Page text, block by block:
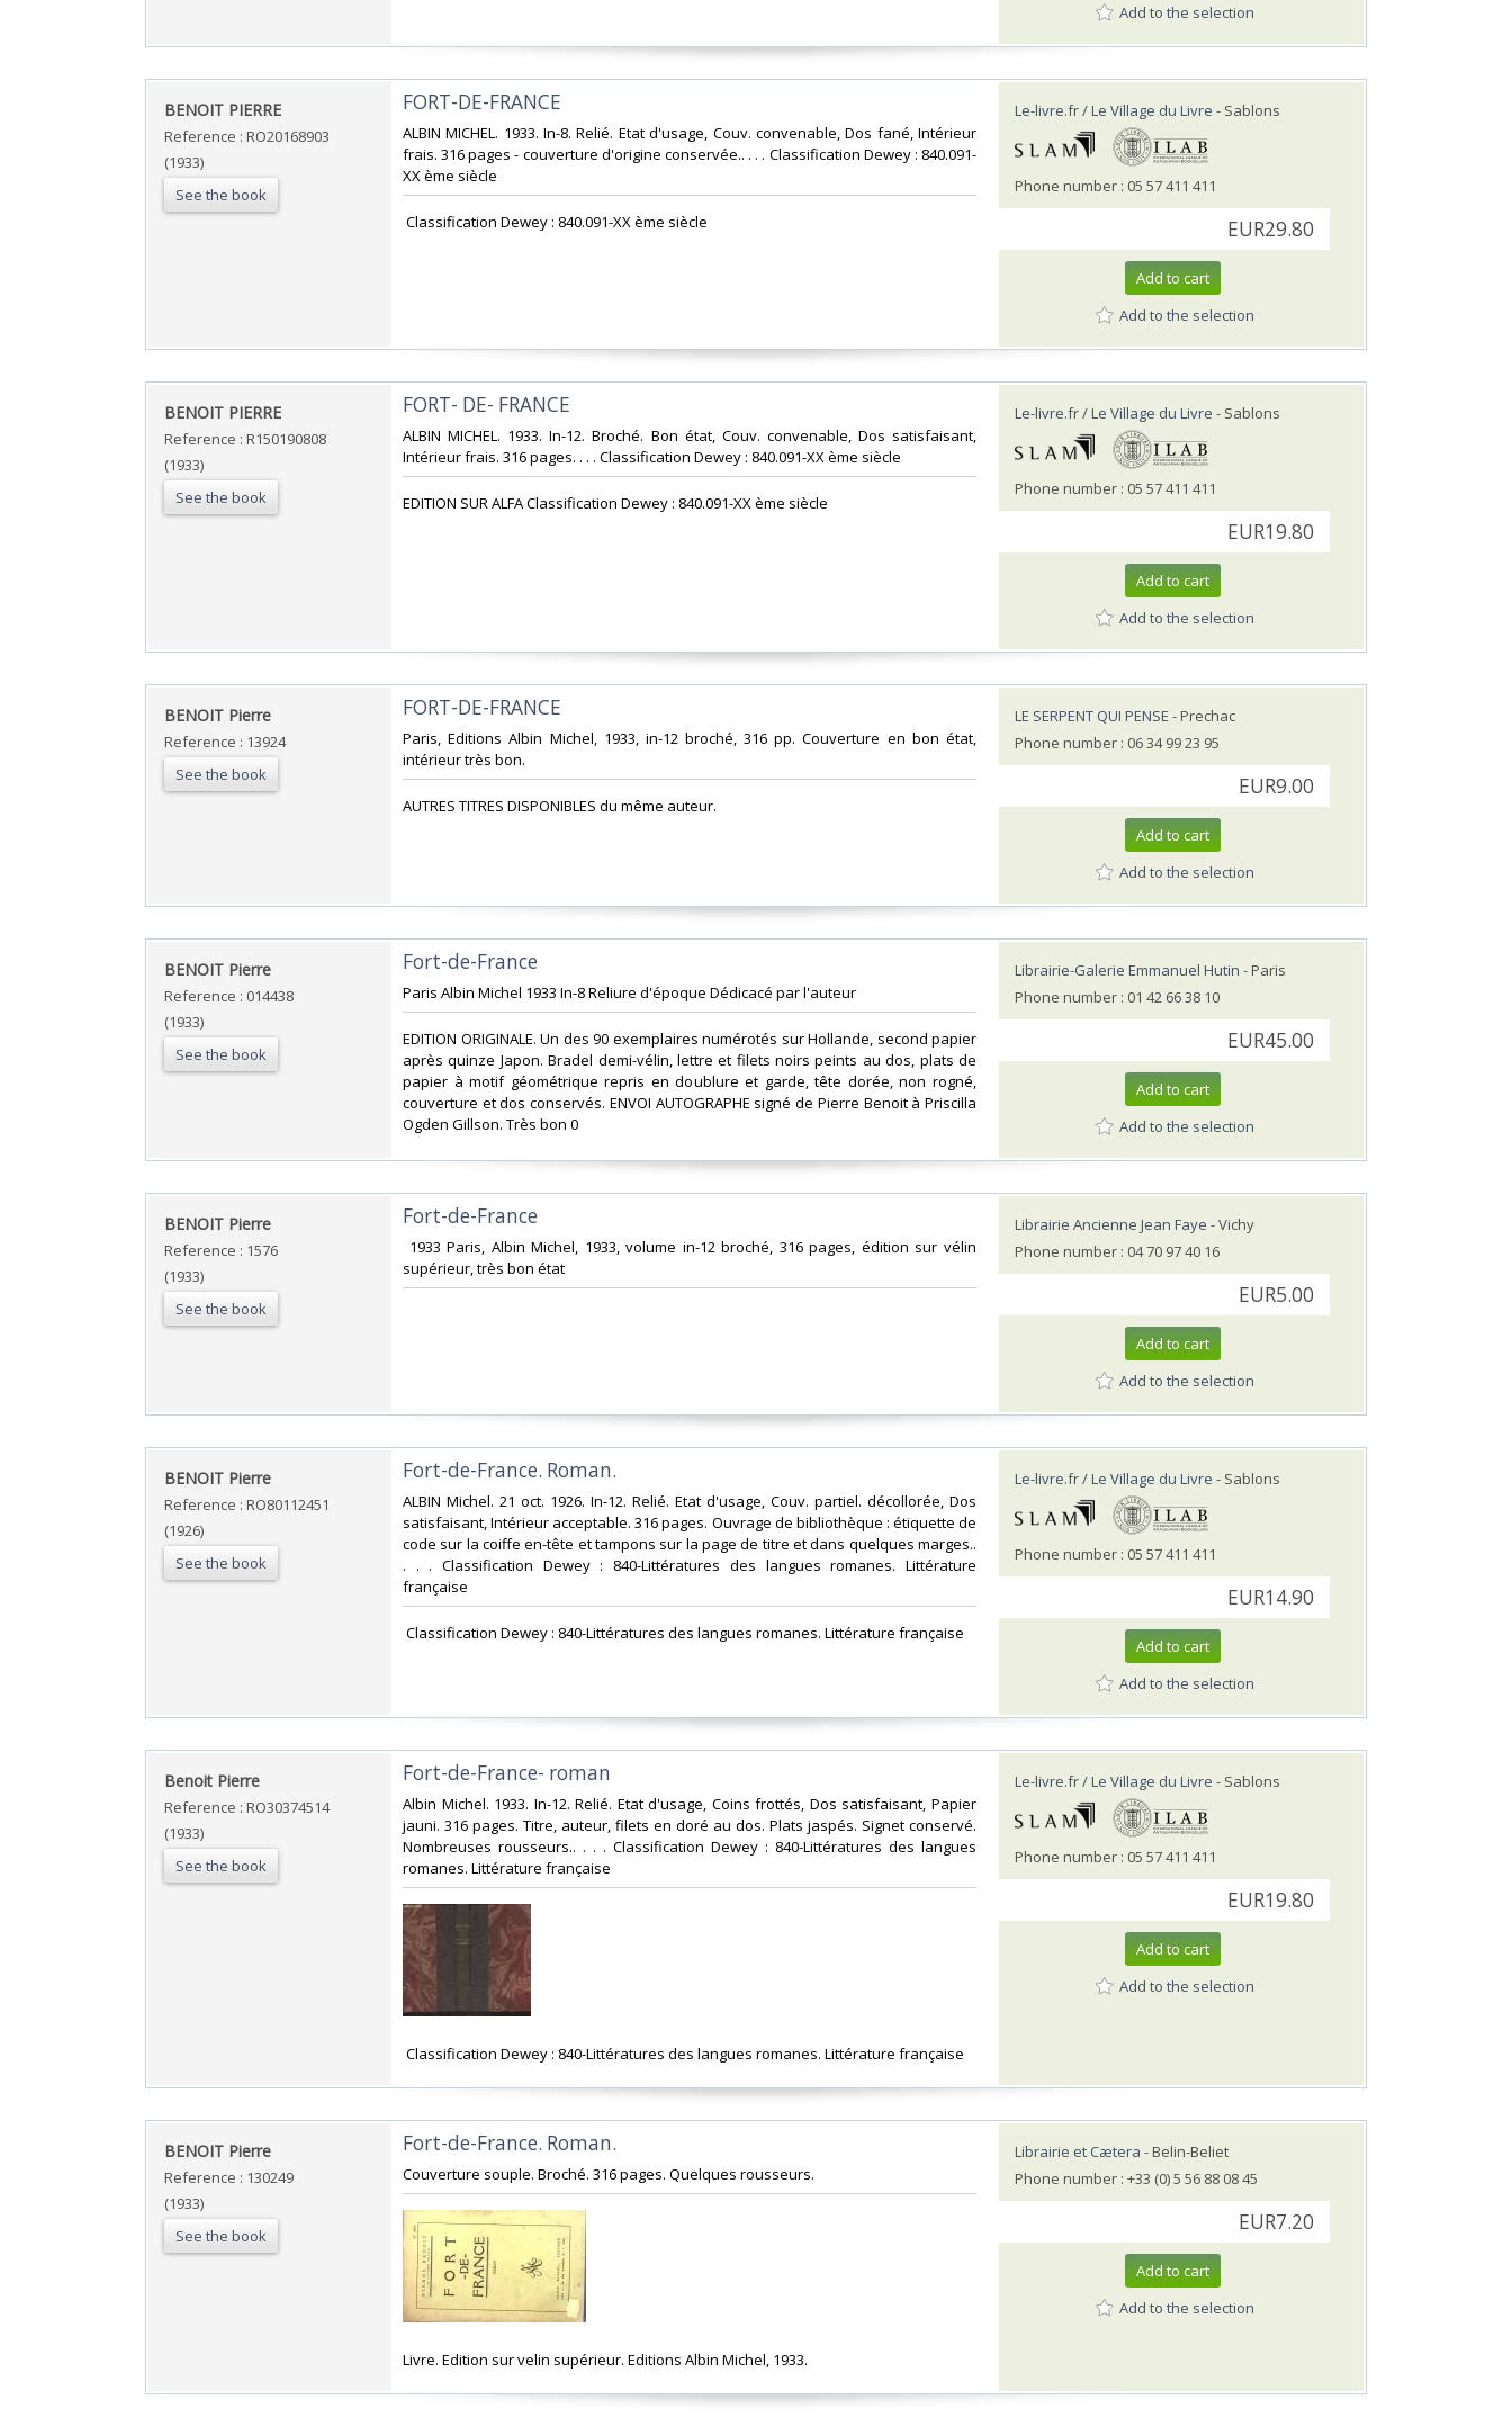
Add to the selection
‎BENOIT PIERRE‎
Reference : RO20168903
(1933)
See the book
‎FORT-DE-FRANCE‎
‎ALBIN MICHEL. 1933. In-8. Relié. Etat d'usage, Couv. convenable, Dos fané, Intérieur
frais. 316 pages - couverture d'origine conservée.. . . . Classification Dewey : 840.091-
XX ème siècle‎
‎ Classification Dewey : 840.091-XX ème siècle‎
Le-livre.fr / Le Village du Livre - Sablons
Phone number : 05 57 411 411
EUR29.80
Add to cart
Add to the selection
‎BENOIT PIERRE‎
Reference : R150190808
(1933)
See the book
‎FORT- DE- FRANCE‎
‎ALBIN MICHEL. 1933. In-12. Broché. Bon état, Couv. convenable, Dos satisfaisant,
Intérieur frais. 316 pages. . . . Classification Dewey : 840.091-XX ème siècle‎
‎EDITION SUR ALFA Classification Dewey : 840.091-XX ème siècle‎
Le-livre.fr / Le Village du Livre - Sablons
Phone number : 05 57 411 411
EUR19.80
Add to cart
Add to the selection
‎BENOIT Pierre‎
Reference : 13924
See the book
‎FORT-DE-FRANCE‎
‎Paris, Editions Albin Michel, 1933, in-12 broché, 316 pp. Couverture en bon état,
intérieur très bon.‎
‎AUTRES TITRES DISPONIBLES du même auteur. ‎
LE SERPENT QUI PENSE - Prechac
Phone number : 06 34 99 23 95
EUR9.00
Add to cart
Add to the selection
‎BENOIT Pierre‎
Reference : 014438
(1933)
See the book
‎Fort-de-France‎
‎Paris Albin Michel 1933 In-8 Reliure d'époque Dédicacé par l'auteur‎
‎EDITION ORIGINALE. Un des 90 exemplaires numérotés sur Hollande, second papier
après quinze Japon. Bradel demi-vélin, lettre et filets noirs peints au dos, plats de
papier à motif géométrique repris en doublure et garde, tête dorée, non rogné,
couverture et dos conservés. ENVOI AUTOGRAPHE signé de Pierre Benoit à Priscilla
Ogden Gillson. Très bon 0‎
Librairie-Galerie Emmanuel Hutin - Paris
Phone number : 01 42 66 38 10
EUR45.00
Add to cart
Add to the selection
‎BENOIT Pierre‎
Reference : 1576
(1933)
See the book
‎Fort-de-France‎
‎ 1933 Paris, Albin Michel, 1933, volume in-12 broché, 316 pages, édition sur vélin
supérieur, très bon état‎
Librairie Ancienne Jean Faye - Vichy
Phone number : 04 70 97 40 16
EUR5.00
Add to cart
Add to the selection
‎BENOIT Pierre‎
Reference : RO80112451
(1926)
See the book
‎Fort-de-France. Roman.‎
‎ALBIN Michel. 21 oct. 1926. In-12. Relié. Etat d'usage, Couv. partiel. décollorée, Dos
satisfaisant, Intérieur acceptable. 316 pages. Ouvrage de bibliothèque : étiquette de
code sur la coiffe en-tête et tampons sur la page de titre et dans quelques marges..
. . . Classification Dewey : 840-Littératures des langues romanes. Littérature
française‎
‎ Classification Dewey : 840-Littératures des langues romanes. Littérature française‎
Le-livre.fr / Le Village du Livre - Sablons
Phone number : 05 57 411 411
EUR14.90
Add to cart
Add to the selection
‎Benoit Pierre‎
Reference : RO30374514
(1933)
See the book
‎Fort-de-France- roman‎
‎Albin Michel. 1933. In-12. Relié. Etat d'usage, Coins frottés, Dos satisfaisant, Papier
jauni. 316 pages. Titre, auteur, filets en doré au dos. Plats jaspés. Signet conservé.
Nombreuses rousseurs.. . . . Classification Dewey : 840-Littératures des langues
romanes. Littérature française‎
‎ Classification Dewey : 840-Littératures des langues romanes. Littérature française‎
Le-livre.fr / Le Village du Livre - Sablons
Phone number : 05 57 411 411
EUR19.80
Add to cart
Add to the selection
‎BENOIT Pierre ‎
Reference : 130249
(1933)
See the book
‎Fort-de-France. Roman.‎
‎Couverture souple. Broché. 316 pages. Quelques rousseurs.‎
‎Livre. Edition sur velin supérieur. Editions Albin Michel, 1933.‎
Librairie et Cætera - Belin-Beliet
Phone number : +33 (0) 5 56 88 08 45
EUR7.20
Add to cart
Add to the selection